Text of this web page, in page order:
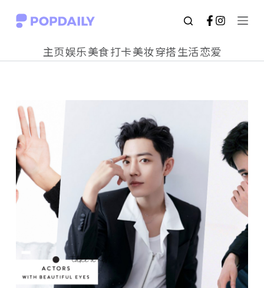
S
o
o
n
t
主页娱乐美食打卡美妆穿搭生活恋爱